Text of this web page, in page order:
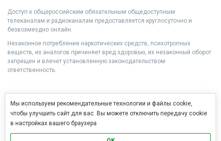
Доступ к общероссийским обязательным общедоступным
телеканалам и радиоканалам предоставляется круглосуточно и
безвозмездно онлайн.
Незаконное потребление наркотических средств, психотропных
веществ, их аналогов причиняет вред здоровью, их незаконный оборот
запрещен и влечет установленную законодательством
ответственность.
Мы используем рекомендательные технологии и файлы cookie,
чтобы улучшить сайт для вас. Вы можете отключить передачу cookie
в настройках вашего браузера